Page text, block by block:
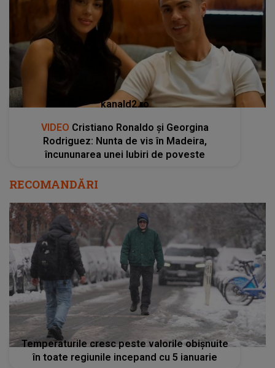
kanald2.ro
VIDEO Cristiano Ronaldo și Georgina
Rodriguez: Nunta de vis în Madeira,
încununarea unei Iubiri de poveste
RECOMANDĂRI
Temperaturile cresc peste valorile obișnuite
în toate regiunile incepand cu 5 ianuarie